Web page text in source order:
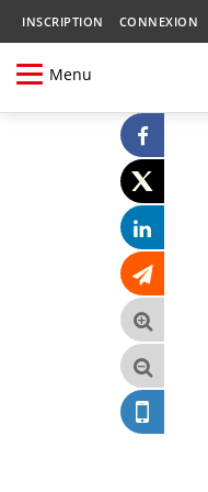
INSCRIPTION CONNEXION
Menu